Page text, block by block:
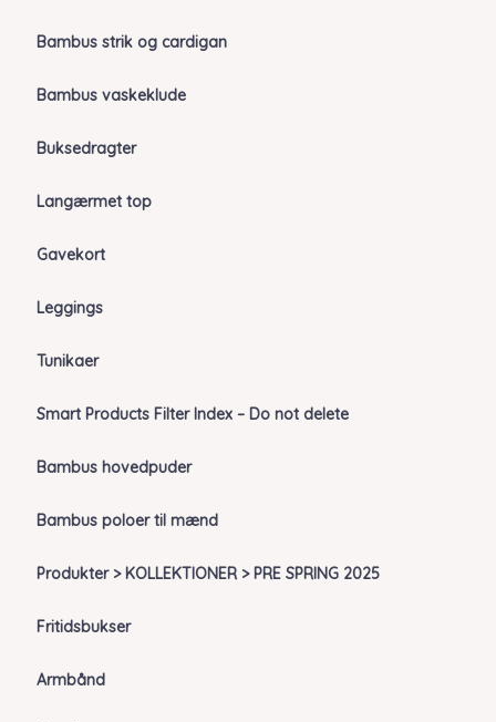
Bambus strik og cardigan
Bambus vaskeklude
Buksedragter
Langærmet top
Gavekort
Leggings
Tunikaer
Smart Products Filter Index – Do not delete
Bambus hovedpuder
Bambus poloer til mænd
Produkter > KOLLEKTIONER > PRE SPRING 2025
Fritidsbukser
Armbånd